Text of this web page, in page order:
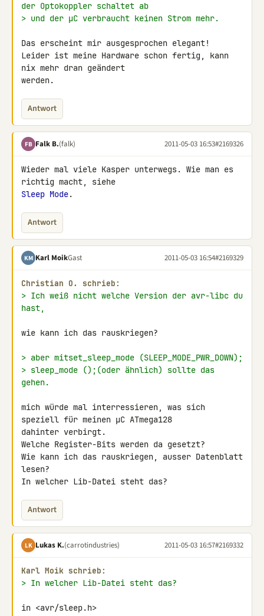
der Optokoppler schaltet ab
> und der µC verbraucht keinen Strom mehr.
Das erscheint mir ausgesprochen elegant!
Leider ist meine Hardware schon fertig, kann
nix mehr dran geändert
werden.
Antwort
FB Falk B.(falk) 2011-05-03 16:53#2169326
Wieder mal viele Kasper unterwegs. Wie man es
Sleep Mode.
Antwort
KM Karl MoikGast 2011-05-03 16:54#2169329
Christian O. schrieb:
> Ich weiß nicht welche Version der avr-libc du
hast,
wie kann ich das rauskriegen?
> aber mitset_sleep_mode (SLEEP_MODE_PWR_DOWN);
> sleep_mode ();(oder ähnlich) sollte das
gehen.
mich würde mal interressieren, was sich
speziell für meinen µC ATmega128
dahinter verbirgt.
Welche Register-Bits werden da gesetzt?
Wie kann ich das rauskriegen, ausser Datenblatt
lesen?
In welcher Lib-Datei steht das?
Antwort
LK Lukas K.(carrotindustries) 2011-05-03 16:57#2169332
Karl Moik schrieb:
> In welcher Lib-Datei steht das?
in <avr/sleep.h>